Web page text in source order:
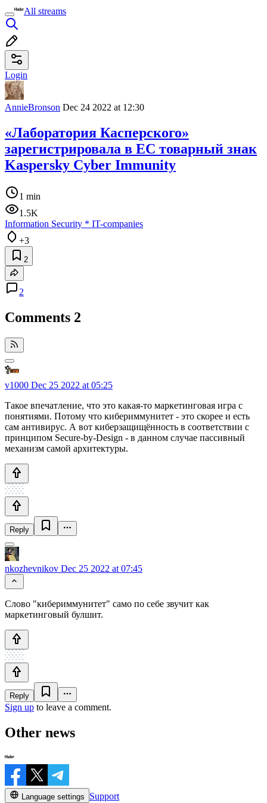
All streams
Login
AnnieBronson Dec 24 2022 at 12:30
«Лаборатория Касперского»
зарегистрировала в ЕС товарный знак
Kaspersky Cyber Immunity
1 min
1.5K
Information Security * IT-companies
+3
2
2
Comments 2
v1000 Dec 25 2022 at 05:25
Такое впечатление, что это какая-то маркетинговая игра с
понятиями. Потому что кибериммунитет - это скорее и есть
сам антивирус. А вот киберзащищённость в соответствии с
принципом Secure-by-Design - в данном случае пассивный
механизм самой архитектуры.
Reply
nkozhevnikov Dec 25 2022 at 07:45
Слово "кибериммунитет" само по себе звучит как
маркетинговый булшит.
Reply
Sign up to leave a comment.
Other news
Language settings Support